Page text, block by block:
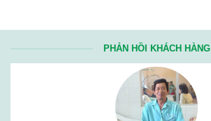
PHẢN HỒI KHÁCH HÀNG